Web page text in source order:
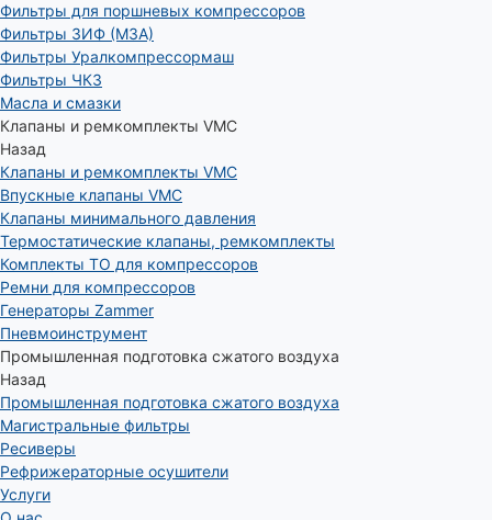
Фильтры для поршневых компрессоров
Фильтры ЗИФ (МЗА)
Фильтры Уралкомпрессормаш
Фильтры ЧКЗ
Масла и смазки
Клапаны и ремкомплекты VMC
Назад
Клапаны и ремкомплекты VMC
Впускные клапаны VMC
Клапаны минимального давления
Термостатические клапаны, ремкомплекты
Комплекты ТО для компрессоров
Ремни для компрессоров
Генераторы Zammer
Пневмоинструмент
Промышленная подготовка сжатого воздуха
Назад
Промышленная подготовка сжатого воздуха
Магистральные фильтры
Ресиверы
Рефрижераторные осушители
Услуги